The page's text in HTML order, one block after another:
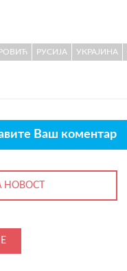
РУСИЈА УКРАЈИНА
Ваш коментар
НОВОСТ